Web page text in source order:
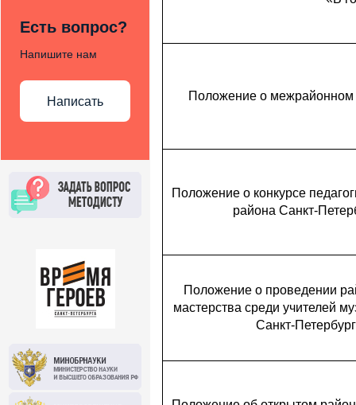
Положение о межрайонном
Положение о конкурсе
района Санкт-
Положение о проведении
мастерства среди учителей
Санкт-
Есть вопрос?
Напишите нам
Написать